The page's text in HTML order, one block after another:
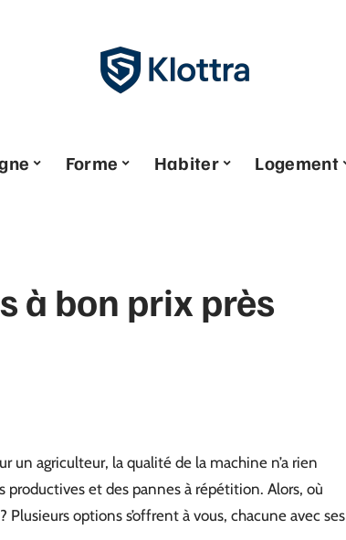
Forme Habiter Logement
à bon prix près
un agriculteur, la qualité de la machine n’a rien
productives et des pannes à répétition. Alors, où
options s’offrent à vous, chacune avec ses